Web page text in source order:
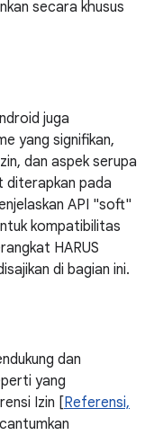
secara khusus
juga
yang signifikan,
dan aspek serupa
diterapkan pada
API "soft"
kompatibilitas
HARUS
di bagian ini.
dan
yang
Izin [Referensi,